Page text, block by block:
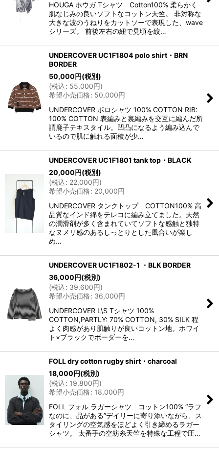
HOUGA ホウガ Tシャツ Cotton100% 柔らかく
肌なじみの良いソフトなコットン天竺。 非対称な
大きな波のうねりをカットソーで表現した、wave
シリーズ。 前後左右の紐で見頃を絞…
UNDERCOVER UC1F1804 polo shirt・BRN
BORDER
50,000円(税別)
(税込: 55,000円)
希望小売価格: 50,000円
UNDERCOVER ポロシャツ 100% COTTON RIB:
100% COTTON 表編みと裏編みを交互に編んだ所
謂鹿子テキスタイル。凹凸になるよう編み込んで
いるので肌に触れる面積が少…
UNDERCOVER UC1F1801 tank top・BLACK
20,000円(税別)
(税込: 22,000円)
希望小売価格: 20,000円
UNDERCOVER タンクトップ COTTON100% 高
品質なインド綿をテレコに編み立てました。天然
の潤滑剤が多く含まれていてソフトな感触と独特
なヌメリ感のあるしっとりとした風合いが楽し
め…
UNDERCOVER UC1F1802-1 ・BLK BORDER
36,000円(税別)
(税込: 39,600円)
希望小売価格: 36,000円
UNDERCOVER L\S Tシャツ 100%
COTTON,PARTLY: 70% COTTON, 30% SILK 程
よく肉感があり肌触りが良いコットン地。ホワイ
ト×ブラックでボーダーを…
FOLL dry cotton rugby shirt・charcoal
18,000円(税別)
(税込: 19,800円)
希望小売価格: 18,000円
FOLL フォル ラガーシャツ コットン100% “ラフ
なのに、品がある”デイリーに寄り添いながら、ス
タイリングの空気感をほどよく引き締めるラガー
シャツ。 太番手の空紡糸天竺を特殊な工程で圧…